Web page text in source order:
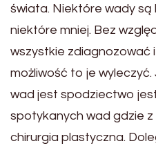
świata. Niektóre wady są
niektóre mniej. Bez
wszystkie zdiagnozować
możliwość to je
wad jest spodziectwo
spotykanych wad gdzie
chirurgia plastyczna.